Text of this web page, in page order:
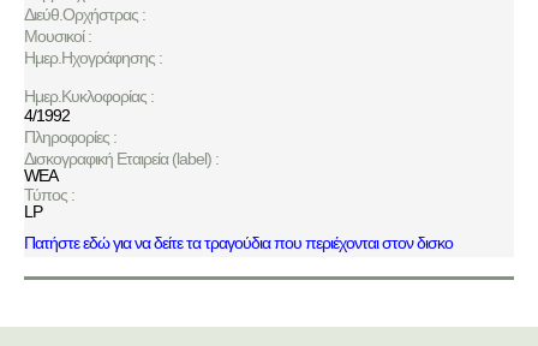
Διεύθ.Ορχήστρας :
Μουσικοί :
Ημερ.Ηχογράφησης :
Ημερ.Κυκλοφορίας :
4/1992
Πληροφορίες :
Δισκογραφική Εταιρεία (label) :
WEA
Τύπος :
LP
Πατήστε εδώ για να δείτε τα τραγούδια που περιέχονται στον δισκο